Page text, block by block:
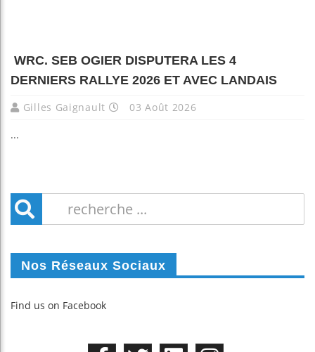
WRC. SEB OGIER DISPUTERA LES 4
DERNIERS RALLYE 2026 ET AVEC LANDAIS
Gilles Gaignault 03 Août 2026
...
Nos Réseaux Sociaux
Find us on Facebook